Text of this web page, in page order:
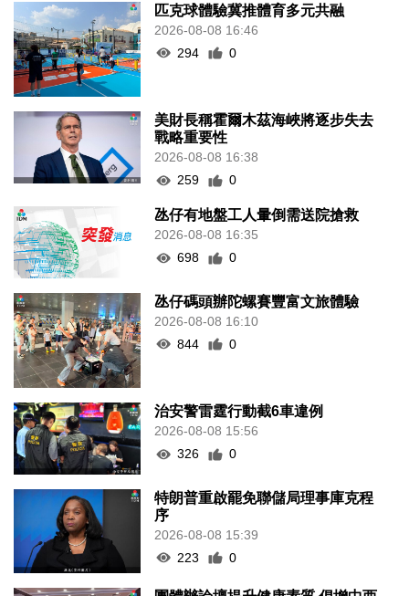
匹克球體驗冀推體育多元共融
2026-08-08 16:46
294
0
美財長稱霍爾木茲海峽將逐步失去
戰略重要性
2026-08-08 16:38
259
0
氹仔有地盤工人暈倒需送院搶救
2026-08-08 16:35
698
0
氹仔碼頭辦陀螺賽豐富文旅體驗
2026-08-08 16:10
844
0
治安警雷霆行動截6車違例
2026-08-08 15:56
326
0
特朗普重啟罷免聯儲局理事庫克程
序
2026-08-08 15:39
223
0